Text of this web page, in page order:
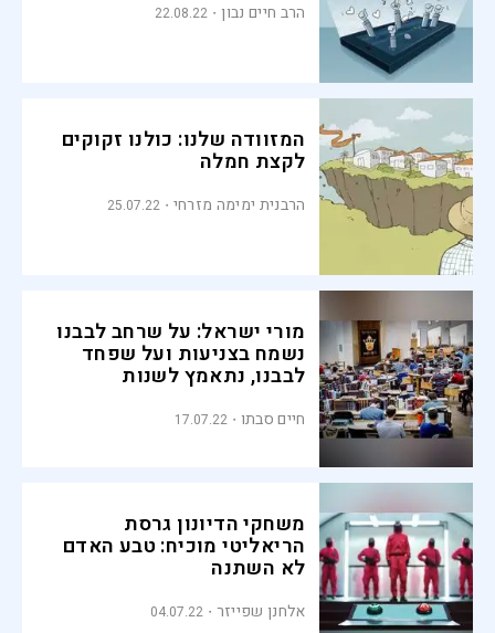
הרב חיים נבון 22.08.22
המזוודה שלנו: כולנו זקוקים
לקצת חמלה
הרבנית ימימה מזרחי 25.07.22
מורי ישראל: על שרחב לבבנו
נשמח בצניעות ועל שפחד
לבבנו, נתאמץ לשנות
חיים סבתו 17.07.22
משחקי הדיונון גרסת
הריאליטי מוכיח: טבע האדם
לא השתנה
אלחנן שפייזר 04.07.22